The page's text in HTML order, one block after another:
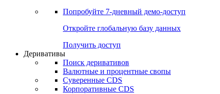
Попробуйте 7-дневный демо-доступ
Откройте глобальную базу данных
Получить доступ
Деривативы
Поиск деривативов
Валютные и процентные свопы
Суверенные CDS
Корпоративные CDS